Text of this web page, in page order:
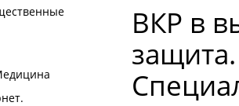
ВКР в